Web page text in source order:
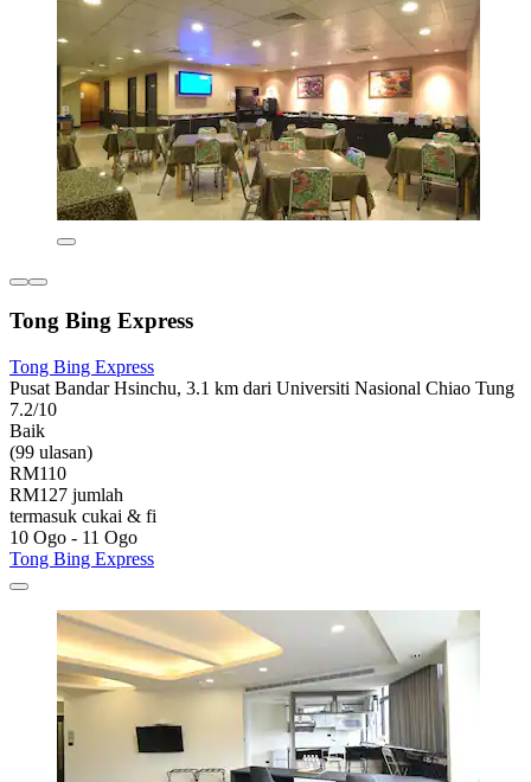
Tong Bing Express
Tong Bing Express
Pusat Bandar Hsinchu, 3.1 km dari Universiti Nasional Chiao Tung
7.2/10
Baik
(99 ulasan)
RM110
RM127 jumlah
termasuk cukai & fi
10 Ogo - 11 Ogo
Tong Bing Express